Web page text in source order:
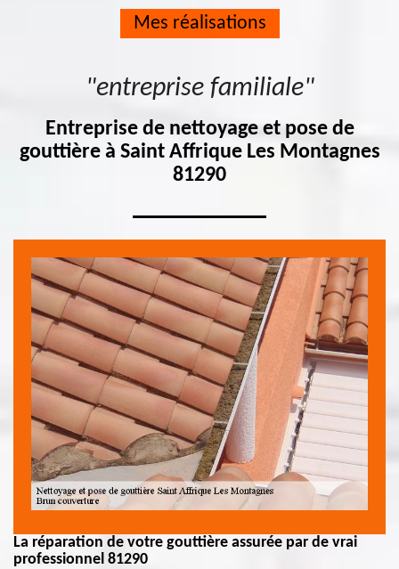
Mes réalisations
"entreprise familiale"
Entreprise de nettoyage et pose de
gouttière à Saint Affrique Les Montagnes
81290
La réparation de votre gouttière assurée par de vrai
professionnel 81290